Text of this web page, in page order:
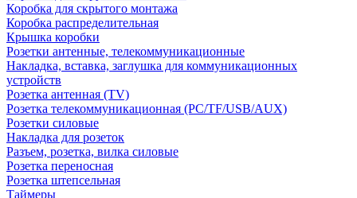
Коробка для скрытого монтажа
Коробка распределительная
Крышка коробки
Розетки антенные, телекоммуникационные
Накладка, вставка, заглушка для коммуникационных
устройств
Розетка антенная (TV)
Розетка телекоммуникационная (PC/TF/USB/AUX)
Розетки силовые
Накладка для розеток
Разъем, розетка, вилка силовые
Розетка переносная
Розетка штепсельная
Таймеры